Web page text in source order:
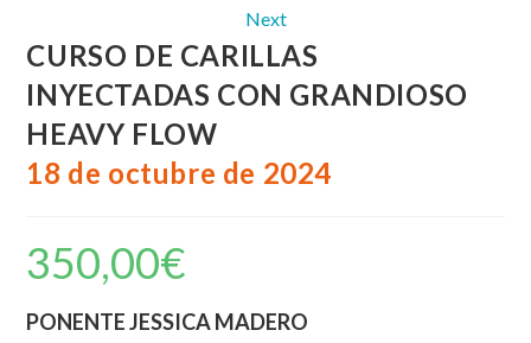
Next
CURSO DE CARILLAS
INYECTADAS CON GRANDIOSO
HEAVY FLOW
18 de octubre de 2024
350,00€
PONENTE JESSICA MADERO